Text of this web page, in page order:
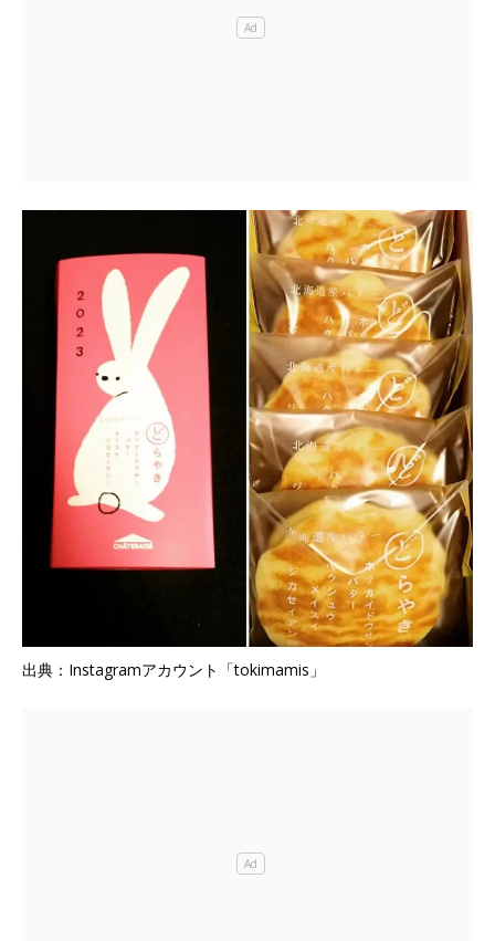
出典：Instagramアカウント「tokimamis」